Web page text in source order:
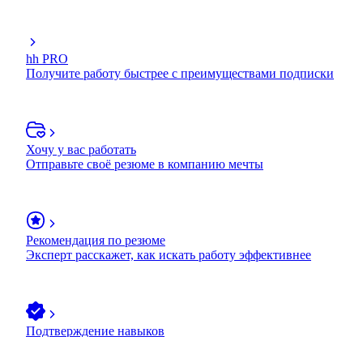
hh PRO
Получите работу быстрее с преимуществами подписки
Хочу у вас работать
Отправьте своё резюме в компанию мечты
Рекомендация по резюме
Эксперт расскажет, как искать работу эффективнее
Подтверждение навыков